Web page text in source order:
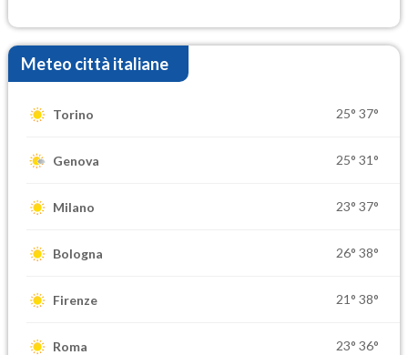
Meteo città italiane
Torino 25° 37°
Genova 25° 31°
Milano 23° 37°
Bologna 26° 38°
Firenze 21° 38°
Roma 23° 36°